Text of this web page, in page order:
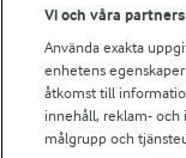
Vi och våra
Använda exakta
enhetens
åtkomst till
innehåll, reklam- och
målgrupp och